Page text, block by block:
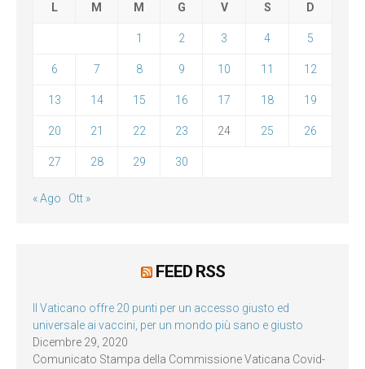
L M M G V S D
1 2 3 4 5
6 7 8 9 10 11 12
13 14 15 16 17 18 19
20 21 22 23 24 25 26
27 28 29 30
« Ago Ott »
FEED RSS
Il Vaticano offre 20 punti per un accesso giusto ed
universale ai vaccini, per un mondo più sano e giusto
Dicembre 29, 2020
Comunicato Stampa della Commissione Vaticana Covid-